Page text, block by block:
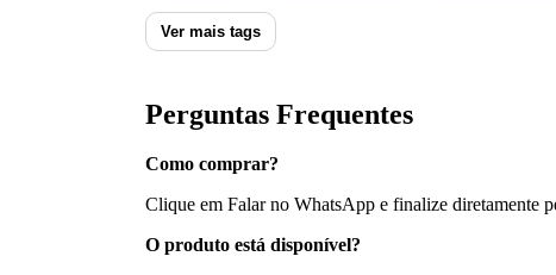
Ver mais tags
Perguntas Frequentes
Como comprar?
Clique em Falar no WhatsApp e finalize diretamente
O produto está disponível?